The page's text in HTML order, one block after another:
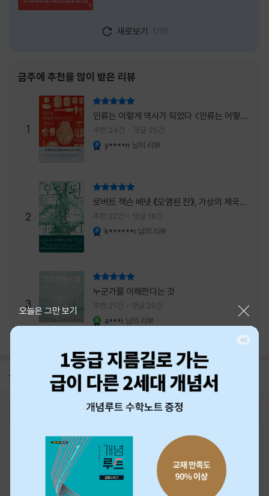
넘어가 있었다. 소설을 읽으면서 잘 만든 단편
애니메이션 여러 편을 차례로 보는 기분이 들었
선명하게 그려졌고, 한 편이 끝날 때마다 질문
이 뒤따라왔다. 감출 수 없는 세계는 더 다정할
까 「등껍질」의 세계에서 사람들은 저마다 다른
등껍질을 달고 살아간다. 몸의 일부이면서 한
사람을 표현하는 수단
새로보기 1/10
금주에 추천을 많이 받은 리뷰
1
인류는 이렇게 역사가 되었다 <인류는 어떻게
역사가 되었나>
추천 24건 댓글 25건
y****n 님의 리뷰
2
로버트 잭슨 베넷 《오염된 잔》, 가상의 제국이
주는 실감과 미스터리 사건의 치밀함이 이루어
내는 최상의 시너지...
추천 22건 댓글 18건
k******i 님의 리뷰
3
누군가를 이해한다는 것
추천 21건 댓글 20건
a***i 님의 리뷰
공지 26년 NBCI 수상 안내
오늘은 그만 보기
최근 본 상품
고객센터 1544-3800 티켓 1544-6399
중고샵 1566-4295
eBook 1:1문의/채팅상담
예스이십사(주) 사업자 정보
이용약관
청소년보호정책